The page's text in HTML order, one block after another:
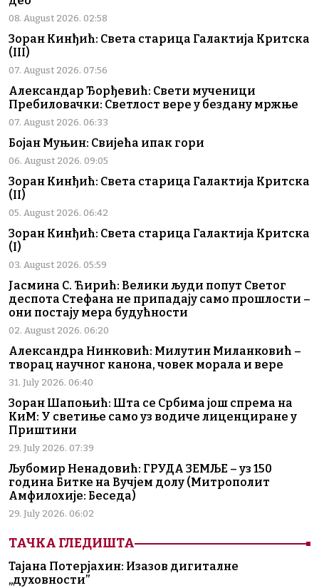
08. August 2026. 02:58
Зоран Кинђић: Света старица Галактија Критска
(III)
07. August 2026. 07:56
Александар Ђорђевић: Свети мученици
Пребиловачки: Светлост вере у бездану мржње
07. August 2026. 06:33
Бојан Муњин: Свијећа ипак гори
06. August 2026. 09:05
Зоран Кинђић: Света старица Галактија Критска
(II)
05. August 2026. 06:42
Зоран Кинђић: Света старица Галактија Критска
(I)
03. August 2026. 05:59
Јасмина С. Ћирић: Велики људи попут Светог
деспота Стефана не припадају само прошлости –
они постају мера будућности
02. August 2026. 06:20
Александра Нинковић: Милутин Миланковић –
творац научног канона, човек морала и вере
31. July 2026. 06:40
Зоран Шапоњић: Шта се Србима још спрема на
КиМ: У светиње само уз водиче лиценциране у
Приштини
29. July 2026. 07:39
Љубомир Ненадовић: ГРУДА ЗЕМЉЕ – уз 150
година Битке на Вучјем долу (Митрополит
Амфилохије: Беседа)
29. July 2026. 06:02
ТАЧКА ГЛЕДИШТА
Тајана Потерјахин: Изазов дигиталне
„духовности”